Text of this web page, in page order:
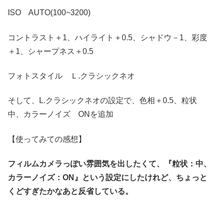
ISO AUTO(100~3200)
コントラスト＋1、ハイライト＋0.5、シャドウ－1、彩度
＋1、シャープネス＋0.5
フォトスタイル Ｌ.クラシックネオ
そして、L.クラシックネオの設定で、色相＋0.5、粒状
中、カラーノイズ ONを追加
【使ってみての感想】
フィルムカメラっぽい雰囲気を出したくて、『粒状：中、
カラーノイズ：ON』という設定にしたけれど、ちょっと
くどすぎたかなあと反省している。